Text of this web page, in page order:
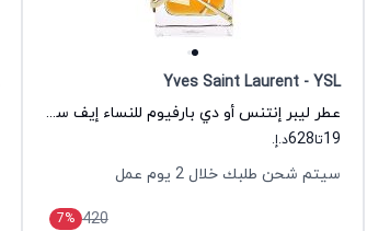
Yves Saint Laurent - YSL
عطر ليبر إنتنس أو دي بارفيوم للنساء إيف سان لوران
19تا628د.إ.
سيتم شحن طلبك خلال 2 يوم عمل
420
7%